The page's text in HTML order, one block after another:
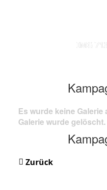
IMG
Es wurde keine
Galerie wurde gelöscht.
Zurück